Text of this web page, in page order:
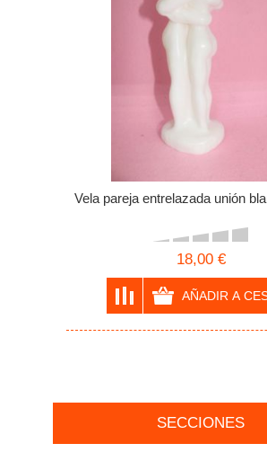
Vela pareja entrelazada unión
18,00 €
SECCIONES